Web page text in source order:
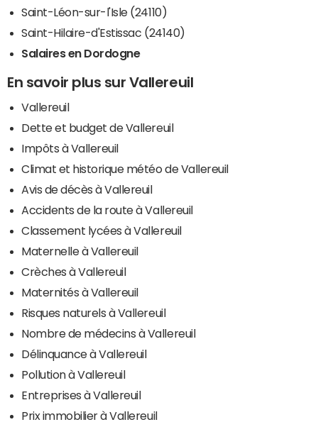
Saint-Léon-sur-l'Isle (24110)
Saint-Hilaire-d'Estissac (24140)
Salaires en Dordogne
En savoir plus sur Vallereuil
Vallereuil
Dette et budget de Vallereuil
Impôts à Vallereuil
Climat et historique météo de Vallereuil
Avis de décès à Vallereuil
Accidents de la route à Vallereuil
Classement lycées à Vallereuil
Maternelle à Vallereuil
Crèches à Vallereuil
Maternités à Vallereuil
Risques naturels à Vallereuil
Nombre de médecins à Vallereuil
Délinquance à Vallereuil
Pollution à Vallereuil
Entreprises à Vallereuil
Prix immobilier à Vallereuil